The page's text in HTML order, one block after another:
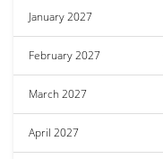
January 2027
February 2027
March 2027
April 2027